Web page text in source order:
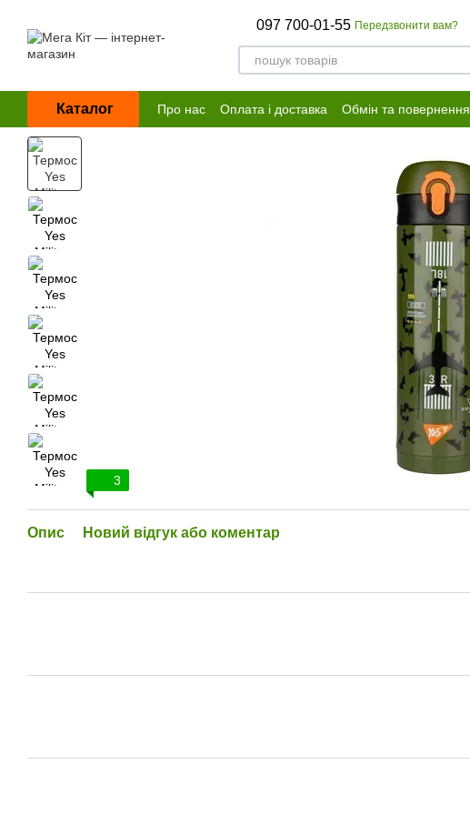
097 700-01-55 Передзвонити вам?
Каталог Про нас Оплата і доставка Обмін та повернення
Договір публічної оферти
3
Опис Новий відгук або коментар